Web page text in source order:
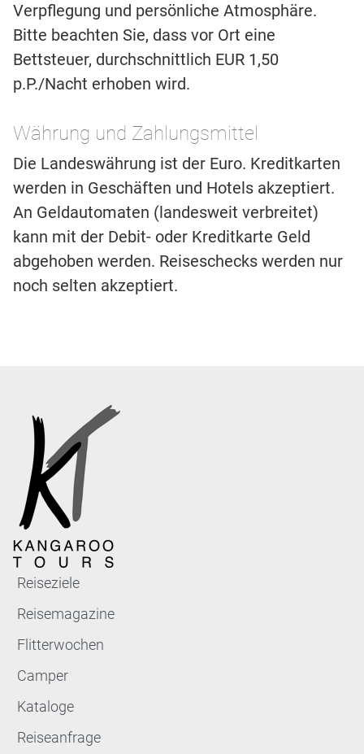
Verpflegung und persönliche Atmosphäre.
Bitte beachten Sie, dass vor Ort eine
Bettsteuer, durchschnittlich EUR 1,50
p.P./Nacht erhoben wird.
Währung und Zahlungsmittel
Die Landeswährung ist der Euro. Kreditkarten
werden in Geschäften und Hotels akzeptiert.
An Geldautomaten (landesweit verbreitet)
kann mit der Debit- oder Kreditkarte Geld
abgehoben werden. Reiseschecks werden nur
noch selten akzeptiert.
Reiseziele
Reisemagazine
Flitterwochen
Camper
Kataloge
Reiseanfrage